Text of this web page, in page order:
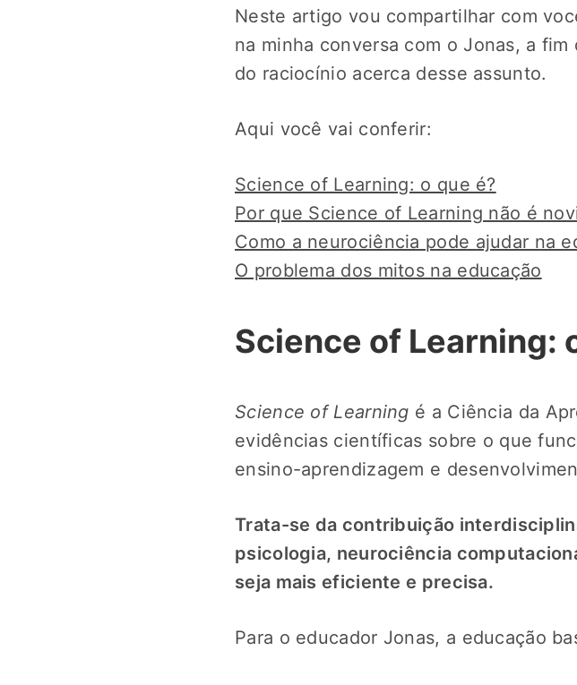
Neste artigo vou compartilhar com
na minha conversa com o Jonas, a
do raciocínio acerca desse assunto.
Aqui você vai conferir:
Science of Learning: o que é?
Por que Science of Learning não é
Como a neurociência pode ajudar na
O problema dos mitos na educação
Science of Learning:
Science of Learning é a Ciência da
evidências científicas sobre o que
ensino-aprendizagem e
Trata-se da contribuição
psicologia, neurociência
seja mais eficiente e precisa.
Para o educador Jonas, a educação